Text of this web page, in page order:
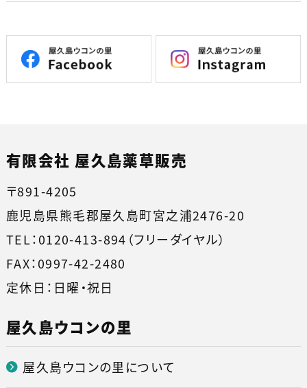
有限会社 屋久島薬草販売
〒891-4205
鹿児島県熊毛郡屋久島町宮之浦2476-20
TEL：0120-413-894（フリーダイヤル）
FAX：0997-42-2480
定休日：日曜・祝日
屋久島ウコンの里
屋久島ウコンの里について